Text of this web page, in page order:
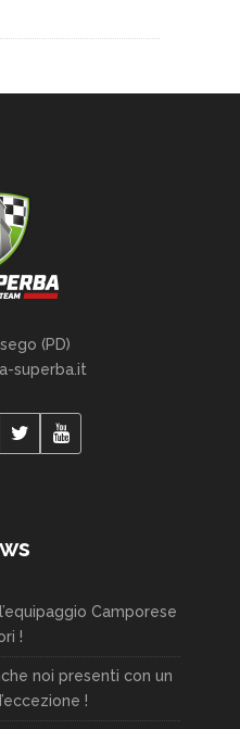
(PD)
superba.it
Camporese
!
noi presenti con un
!